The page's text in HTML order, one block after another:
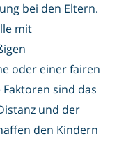
bei den Eltern.
mit
oder einer fairen
sind das
und der
den Kindern